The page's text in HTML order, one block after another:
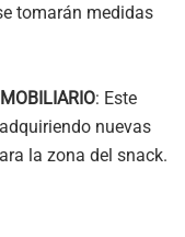
tomarán medidas
: Este
nuevas
la zona del snack.